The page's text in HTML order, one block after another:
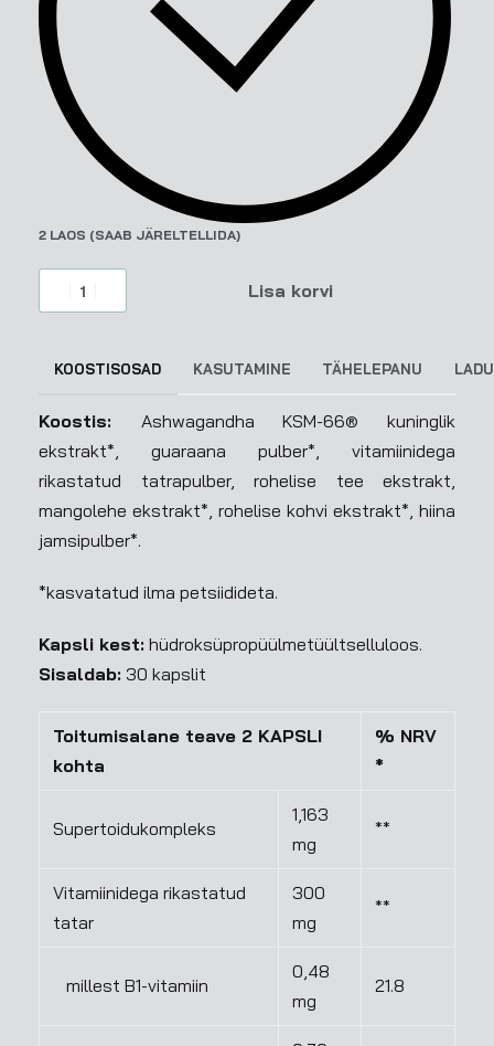
2 LAOS (SAAB JÄRELTELLIDA)
Lisa korvi
KOOSTISOSAD KASUTAMINE TÄHELEPANU
Koostis: Ashwagandha KSM-66® kuninglik
ekstrakt*, guaraana pulber*, vitamiinidega
rikastatud tatrapulber, rohelise tee ekstrakt,
mangolehe ekstrakt*, rohelise kohvi ekstrakt*, hiina
jamsipulber*.
*kasvatatud ilma petsiidideta.
Kapsli kest: hüdroksüpropüülmetüültselluloos.
Sisaldab: 30 kapslit
Toitumisalane teave 2 KAPSLI
kohta
% NRV
*
Supertoidukompleks
1,163
mg
**
Vitamiinidega rikastatud
tatar
300
mg
**
millest B1-vitamiin
0,48
mg
21.8